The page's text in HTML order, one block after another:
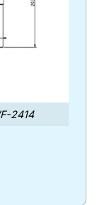
2414